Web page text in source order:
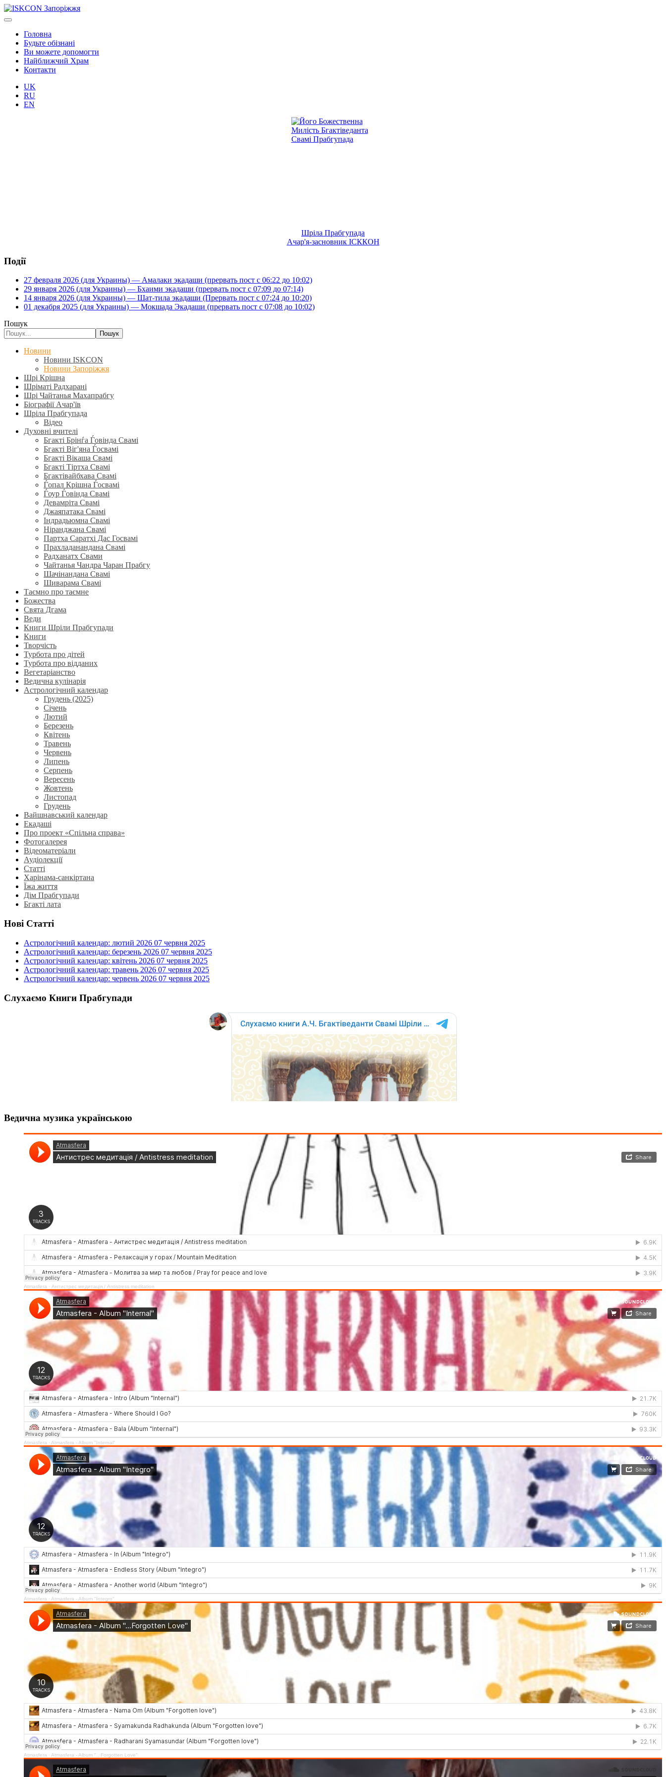
Головна
Будьте обізнані
Ви можете допомогти
Найближчий Храм
Контакти
UK
RU
EN
Шріла Прабгупада
Ачар'я-засновник ІСККОН
Події
27 февраля 2026 (для Украины) — Амалаки экадаши (прервать пост с 06:22 до 10:02)
29 января 2026 (для Украины) — Бхаими экадаши (прервать пост с 07:09 до 07:14)
14 января 2026 (для Украины) — Шат-тила экадаши (Прервать пост с 07:24 до 10:20)
01 декабря 2025 (для Украины) — Мокшада Экадаши (прервать пост с 07:08 до 10:02)
Пошук
Пошук
Новини
Новини ISKCON
Новини Запоріжжя
Шрі Крішна
Шріматі Радхарані
Шрі Чайтанья Махапрабгу
Біографії Ачар'їв
Шріла Прабгупада
Відео
Духовні вчителі
Бгакті Брінѓа Ѓовінда Свамі
Бгакті Віг'яна Ѓосвамі
Бгакті Вікаша Свамі
Бгакті Тіртха Свамі
Бгактівайбхава Свамі
Ѓопал Крішна Ѓосвамі
Ѓоур Ѓовінда Свамі
Девамріта Свамі
Джаяпатака Свамі
Індрадьюмна Свамі
Ніранджана Свамі
Партха Саратхі Дас Госвамі
Прахладанандана Свамі
Радханатх Свами
Чайтанья Чандра Чаран Прабгу
Шачінандана Свамі
Шиварама Свамі
Таємно про таємне
Божества
Свята Дгама
Веди
Книги Шріли Прабгупади
Книги
Творчість
Турбота про дітей
Турбота про відданих
Вегетаріанство
Ведична кулінарія
Астрологічний календар
Грудень (2025)
Січень
Лютий
Березень
Квітень
Травень
Червень
Липень
Серпень
Вересень
Жовтень
Листопад
Грудень
Вайшнавський календар
Екадаші
Про проект «Спільна справа»
Фотогалерея
Відеоматеріали
Аудіолекції
Статті
Харінама-санкіртана
Їжа життя
Дім Прабгупади
Бгакті лата
Нові Статті
Астрологічний календар: лютий 2026 07 червня 2025
Астрологічний календар: березень 2026 07 червня 2025
Астрологічний календар: квітень 2026 07 червня 2025
Астрологічний календар: травень 2026 07 червня 2025
Астрологічний календар: червень 2026 07 червня 2025
Слухаємо Книги Прабгупади
Ведична музика українською
Atmasfera · Антистрес медитація / Аntistress meditation
Atmasfera · Atmasfera - Album "Internal"
Atmasfera · Atmasfera - Album "Integro"
Atmasfera · Atmasfera - Album "...Forgotten Love"